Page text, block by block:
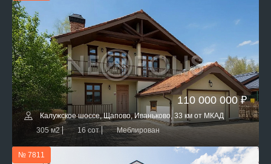
110 000 000 ₽
Калужское шоссе, Щапово, Иваньково, 33 км от МКАД
305 м2
16 сот Меблирован
№ 7811